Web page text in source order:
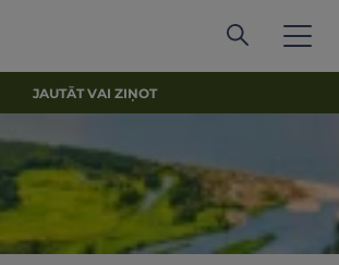
JAUTĀT VAI ZIŅOT